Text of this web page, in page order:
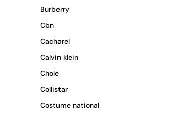
Burberry
Cbn
Cacharel
Calvin klein
Chole
Collistar
Costume national